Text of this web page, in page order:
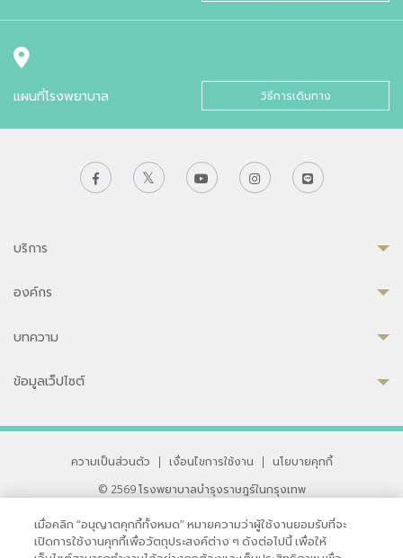
แผนที่โรงพยาบาล วิธีการเดินทาง
บริการ
องค์กร
บทความ
ข้อมูลเว็ปไซต์
ความเป็นส่วนตัว | เงื่อนไขการใช้งาน |
นโยบายคุกกี้
© 2569 โรงพยาบาลบำรุงราษฎร์ในกรุงเทพ
33 สุขุมวิท ซอย 3 เขตวัฒนา กรุงเทพ 10110 ประเทศไทย
หากท่านมีข้อคิดเห็นหรือปัญหาในการใช้เว็บไซต์ของเรา
เมื่อคลิก “อนุญาตคุกกี้ทั้งหมด” หมายความว่าผู้ใช้งานยอมรับที่จะ
เปิดการใช้งานคุกกี้เพื่อวัตถุประสงค์ต่าง ๆ ดังต่อไปนี้ เพื่อให้